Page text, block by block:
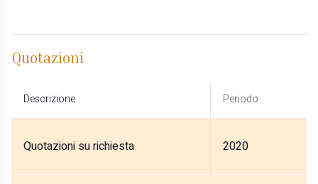
Quotazioni
Descrizione Periodo
Quotazioni su richiesta 2020